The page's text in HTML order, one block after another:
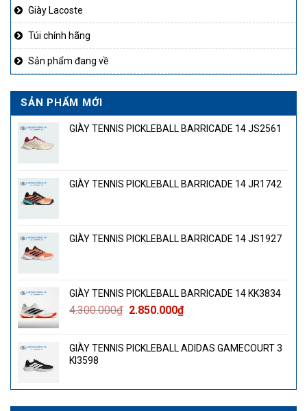
Giày Lacoste
Túi chính hãng
Sản phẩm đang về
SẢN PHẨM MỚI
GIÀY TENNIS PICKLEBALL BARRICADE 14 JS2561
GIÀY TENNIS PICKLEBALL BARRICADE 14 JR1742
GIÀY TENNIS PICKLEBALL BARRICADE 14 JS1927
GIÀY TENNIS PICKLEBALL BARRICADE 14 KK3834
4.300.000₫ Giá
4.300.000₫.
2.850.000₫Giá
là:
GIÀY TENNIS PICKLEBALL ADIDAS GAMECOURT 3
KI3598